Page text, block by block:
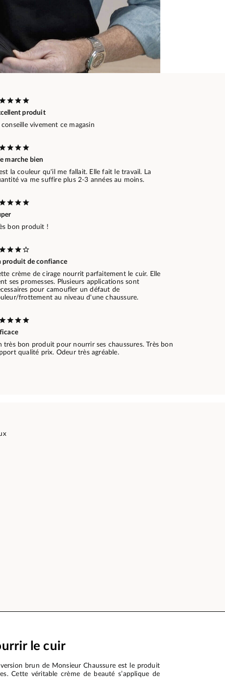
produit
conseille vivement ce magasin
marche bien
la couleur qu'il me fallait. Elle fait le travail. La
va me suffire plus 2-3 années au moins.
bon produit !
produit de confiance
crème de cirage nourrit parfaitement le cuir. Elle
ses promesses. Plusieurs applications sont
pour camoufler un défaut de
frottement au niveau d'une chaussure.
très bon produit pour nourrir ses chaussures. Très bon
qualité prix. Odeur très agréable.
le cuir
brun de Monsieur Chaussure est le produit
Cette véritable crème de beauté s’applique de